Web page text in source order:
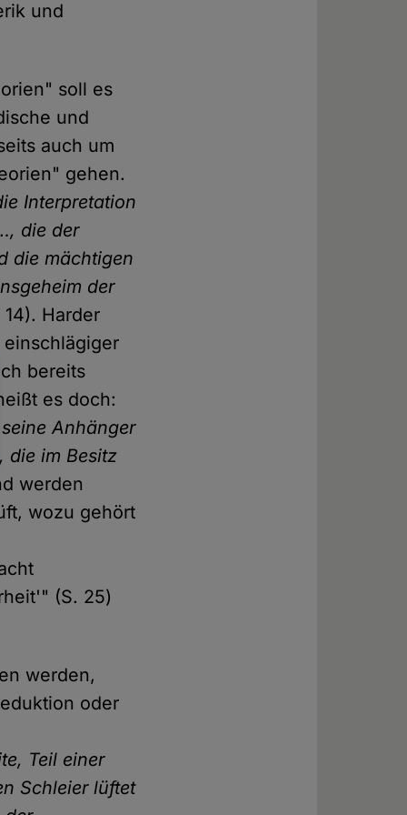
und
soll es
und
auch um
gehen.
Interpretation
die der
die mächtigen
der
14). Harder
bereits
es doch:
Anhänger
die im Besitz
werden
wozu gehört
(S. 25)
werden,
oder
Teil einer
Schleier lüftet